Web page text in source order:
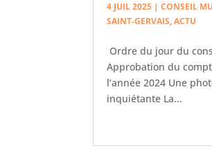
4 JUIL 2025 |CONSEIL
SAINT-GERVAIS,ACTU
Ordre du jour du
Approbation du
l’année 2024 Une
inquiétante La...